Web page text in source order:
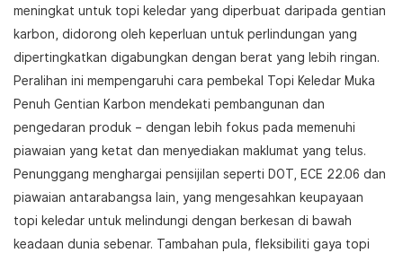
meningkat untuk topi keledar yang diperbuat daripada gentian
karbon, didorong oleh keperluan untuk perlindungan yang
dipertingkatkan digabungkan dengan berat yang lebih ringan.
Peralihan ini mempengaruhi cara pembekal Topi Keledar Muka
Penuh Gentian Karbon mendekati pembangunan dan
pengedaran produk – dengan lebih fokus pada memenuhi
piawaian yang ketat dan menyediakan maklumat yang telus.
Penunggang menghargai pensijilan seperti DOT, ECE 22.06 dan
piawaian antarabangsa lain, yang mengesahkan keupayaan
topi keledar untuk melindungi dengan berkesan di bawah
keadaan dunia sebenar. Tambahan pula, fleksibiliti gaya topi